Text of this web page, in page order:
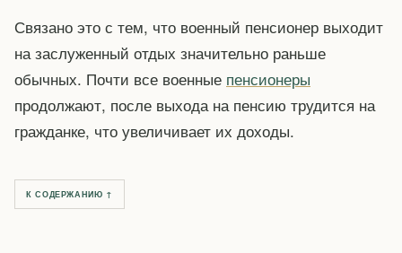
Связано это с тем, что военный пенсионер выходит
на заслуженный отдых значительно раньше
обычных. Почти все военные пенсионеры
продолжают, после выхода на пенсию трудится на
гражданке, что увеличивает их доходы.
К СОДЕРЖАНИЮ ↑